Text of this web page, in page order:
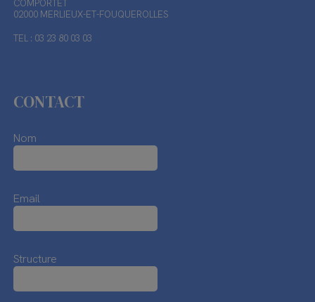
COMPORTET
02000 MERLIEUX-ET-FOUQUEROLLES
TEL : 03 23 80 03 03
CONTACT
Nom
Email
Structure